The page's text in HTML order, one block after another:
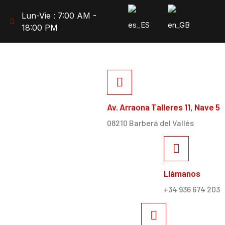
Lun-Vie : 7:00 AM -
18:00 PM
Av. Arraona Talleres 11, Nave 5
08210 Barberá del Vallés
Llámanos
+34 936 674 203